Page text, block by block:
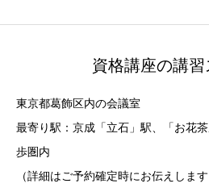
資格講座の講習
東京都葛飾区内の会議室
最寄り駅：京成「立石」駅、「お花
歩圏内
（詳細はご予約確定時にお伝えします